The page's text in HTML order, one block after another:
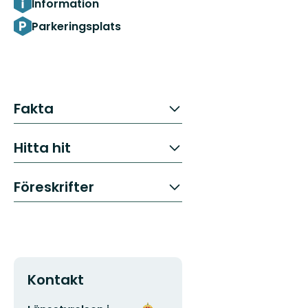
Information
Parkeringsplats
Fakta
Hitta hit
Föreskrifter
Kontakt